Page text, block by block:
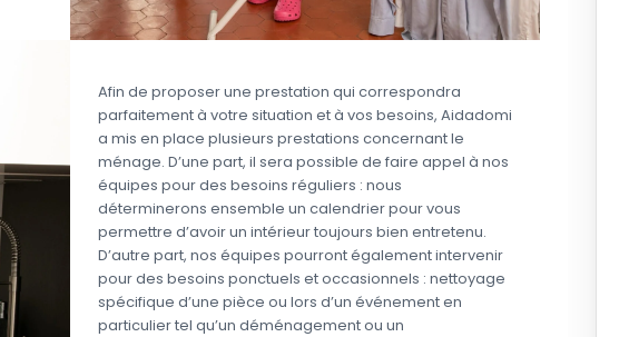
Afin de proposer une prestation qui correspondra
parfaitement à votre situation et à vos besoins, Aidadomi
a mis en place plusieurs prestations concernant le
ménage. D’une part, il sera possible de faire appel à nos
équipes pour des besoins réguliers : nous
déterminerons ensemble un calendrier pour vous
permettre d’avoir un intérieur toujours bien entretenu.
D’autre part, nos équipes pourront également intervenir
pour des besoins ponctuels et occasionnels : nettoyage
spécifique d’une pièce ou lors d’un événement en
particulier tel qu’un déménagement ou un